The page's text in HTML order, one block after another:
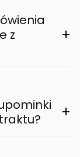
z
+
+